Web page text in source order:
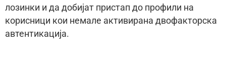
лозинки и да добијат пристап до профили на
корисници кои немале активирана двофакторска
автентикација.